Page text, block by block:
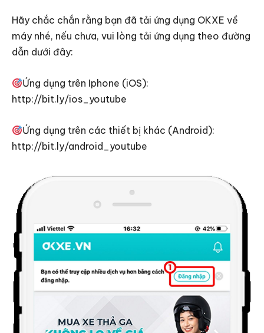
Hãy chắc chắn rằng bạn đã tải ứng dụng OKXE về
máy nhé, nếu chưa, vui lòng tải ứng dụng theo đường
dẫn dưới đây:
Ứng dụng trên Iphone (iOS):
http://bit.ly/ios_youtube
Ứng dụng trên các thiết bị khác (Android):
http://bit.ly/android_youtube